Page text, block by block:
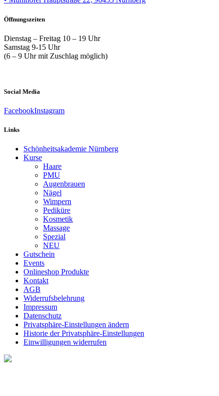
Öffnungszeiten
Dienstag – Freitag 10 – 19 Uhr
Samstag 9-15 Uhr
(6 – 9 Uhr mit Zuschlag möglich)
Social Media
FacebookInstagram
Links
Schönheitsakademie Nürnberg
Kurse
Haare
PMU
Augenbrauen
Nägel
Wimpern
Pediküre
Kosmetik
Massage
Spezial
NEU
Gutschein
Events
Onlineshop Produkte
Kontakt
AGB
Widerrufsbelehrung
Impressum
Datenschutz
Privatsphäre-Einstellungen ändern
Historie der Privatsphäre-Einstellungen
Einwilligungen widerrufen